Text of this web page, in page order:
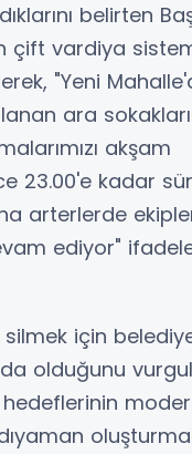
belirten
çift vardiya
"Yeni
ara
akşam
23.00'e kadar
arterlerde
ediyor"
silmek için
olduğunu